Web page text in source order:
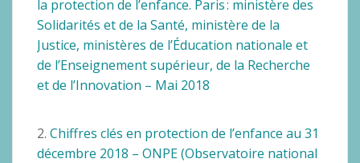
la protection de l’enfance. Paris : ministère des
Solidarités et de la Santé, ministère de la
Justice, ministères de l’Éducation nationale et
de l’Enseignement supérieur, de la Recherche
et de l’Innovation – Mai 2018
2. Chiffres clés en protection de l’enfance au 31
décembre 2018 – ONPE (Observatoire national